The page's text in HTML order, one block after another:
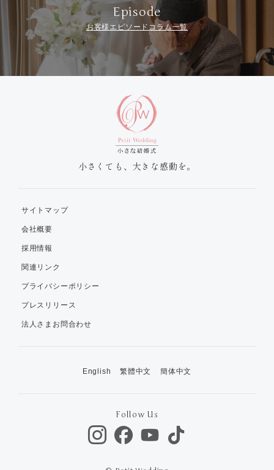
Episode
お客様エピソードコラム一覧
小さくても、大きな感動を。
サイトマップ
会社概要
採用情報
関連リンク
プライバシーポリシー
プレスリリース
法人さまお問合わせ
English 繁體中文 簡体中文
Follow Us